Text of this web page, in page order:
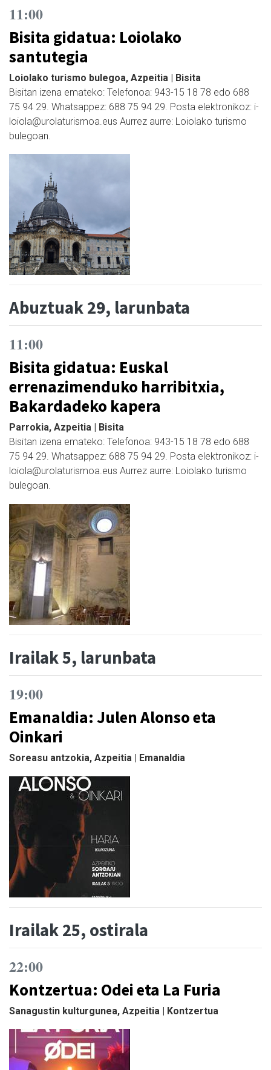
11:00
Bisita gidatua: Loiolako
santutegia
Loiolako turismo bulegoa, Azpeitia | Bisita
Bisitan izena emateko: Telefonoa: 943-15 18 78 edo 688
75 94 29. Whatsappez: 688 75 94 29. Posta elektronikoz: i-
loiola@urolaturismoa.eus Aurrez aurre: Loiolako turismo
bulegoan.
Abuztuak 29, larunbata
11:00
Bisita gidatua: Euskal
errenazimenduko harribitxia,
Bakardadeko kapera
Parrokia, Azpeitia | Bisita
Bisitan izena emateko: Telefonoa: 943-15 18 78 edo 688
75 94 29. Whatsappez: 688 75 94 29. Posta elektronikoz: i-
loiola@urolaturismoa.eus Aurrez aurre: Loiolako turismo
bulegoan.
Irailak 5, larunbata
19:00
Emanaldia: Julen Alonso eta
Oinkari
Soreasu antzokia, Azpeitia | Emanaldia
Irailak 25, ostirala
22:00
Kontzertua: Odei eta La Furia
Sanagustin kulturgunea, Azpeitia | Kontzertua